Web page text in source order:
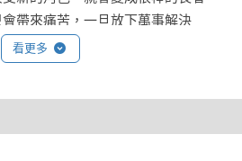
看更多